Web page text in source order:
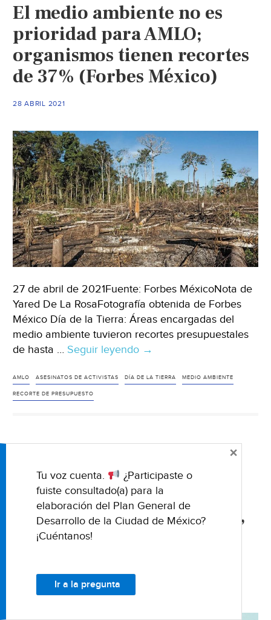
mayas
los
abusos
contra
largo
de
la
historia
(El
País)
El medio ambiente no es
prioridad para AMLO;
organismos tienen recortes
de 37% (Forbes México)
28 ABRIL 2021
27 de abril de 2021Fuente: Forbes MéxicoNota de
Yared De La RosaFotografía obtenida de Forbes
México Día de la Tierra: Áreas encargadas del
medio ambiente tuvieron recortes presupuestales
de hasta … Seguir leyendo El
ambiente
para
organismos
tienen
recortes
de
→
AMLO ASESINATOS DE ACTIVISTAS DÍA DE LA TIERRA MEDIO AMBIENTE
RECORTE DE PRESUPUESTO
México: AMLO propone a
Germán Martínez Santoyo
como director de Conagua,
en sustitución de Blanca
08 ABRIL 2021
Tu voz cuenta.
¿Participaste o
fuiste consultado(a) para la
elaboración del Plan General de
Desarrollo de la Ciudad de México?
¡Cuéntanos!
Ir a la pregunta
×